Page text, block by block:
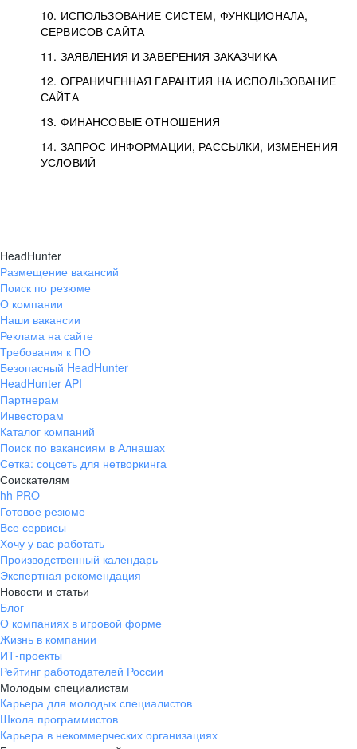
10. ИСПОЛЬЗОВАНИЕ СИСТЕМ, ФУНКЦИОНАЛА,
СЕРВИСОВ САЙТА
11. ЗАЯВЛЕНИЯ И ЗАВЕРЕНИЯ ЗАКАЗЧИКА
12. ОГРАНИЧЕННАЯ ГАРАНТИЯ НА ИСПОЛЬЗОВАНИЕ
САЙТА
13. ФИНАНСОВЫЕ ОТНОШЕНИЯ
14. ЗАПРОС ИНФОРМАЦИИ, РАССЫЛКИ, ИЗМЕНЕНИЯ
УСЛОВИЙ
HeadHunter
Размещение вакансий
Поиск по резюме
О компании
Наши вакансии
Реклама на сайте
Требования к ПО
Безопасный HeadHunter
HeadHunter API
Партнерам
Инвесторам
Каталог компаний
Поиск по вакансиям в Алнашах
Сетка: соцсеть для нетворкинга
Соискателям
hh PRO
Готовое резюме
Все сервисы
Хочу у вас работать
Производственный календарь
Экспертная рекомендация
Новости и статьи
Блог
О компаниях в игровой форме
Жизнь в компании
ИТ-проекты
Рейтинг работодателей России
Молодым специалистам
Карьера для молодых специалистов
Школа программистов
Карьера в некоммерческих организациях